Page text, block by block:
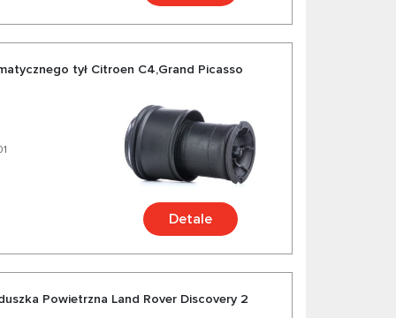
tył Citroen C4,Grand Picasso
Detale
Powietrzna Land Rover Discovery 2